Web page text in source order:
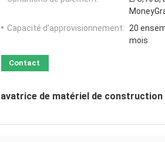
Capacité d'approvisionnement: 20
mois
Contact
de matériel de construction